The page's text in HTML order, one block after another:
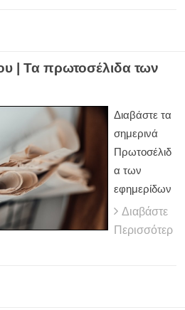
| Τα πρωτοσέλιδα των
Διαβάστε τα
σημερινά
Πρωτοσέλιδ
α των
εφημερίδων
Διαβάστε
Περισσότερ